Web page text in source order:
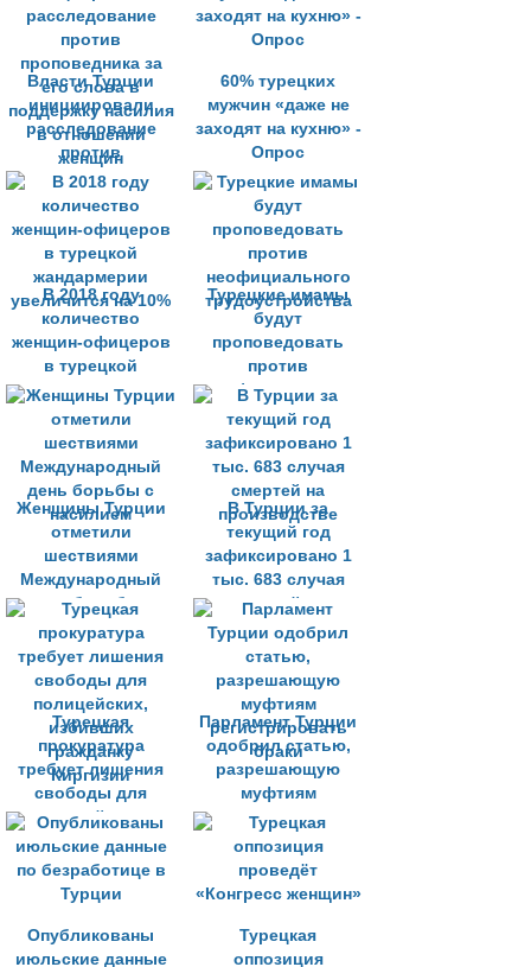
Власти Турции
инициировали
расследование
против
проповедника за
его слова в
поддержку насилия
в отношении
женщин
60% турецких
мужчин «даже не
заходят на кухню» -
Опрос
В 2018 году
количество
женщин-офицеров
в турецкой
жандармерии
увеличится на 10%
Турецкие имамы
будут
проповедовать
против
неофициального
трудоустройства
Женщины Турции
отметили
шествиями
Международный
день борьбы с
насилием
В Турции за
текущий год
зафиксировано 1
тыс. 683 случая
смертей на
производстве
Турецкая
прокуратура
требует лишения
свободы для
полицейских,
избивших
гражданку
Киргизии
Парламент Турции
одобрил статью,
разрешающую
муфтиям
регистрировать
браки
Опубликованы
июльские данные
Турецкая
оппозиция